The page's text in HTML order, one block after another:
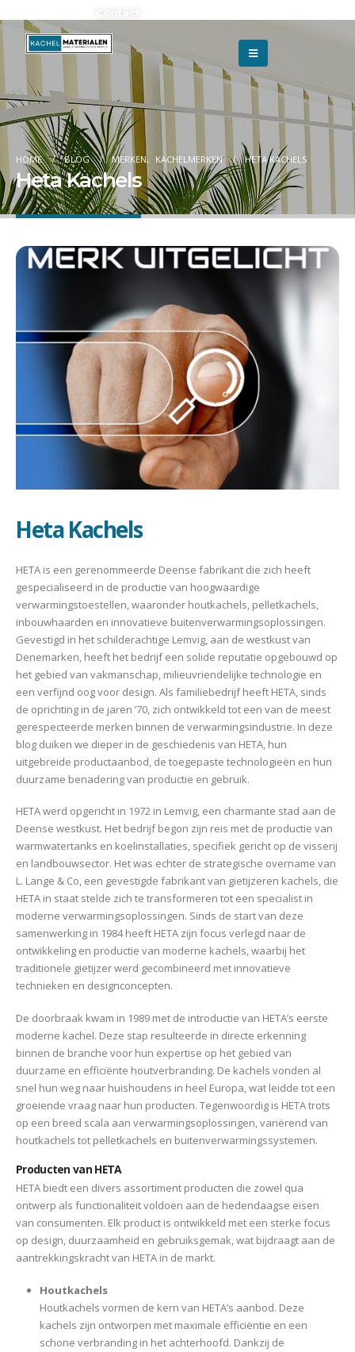
HOME BLOG MERKEN, KACHELMERKEN HETA KACHELS
Heta Kachels
Heta Kachels
HETA is een gerenommeerde Deense fabrikant die zich heeft
gespecialiseerd in de productie van hoogwaardige
verwarmingstoestellen, waaronder houtkachels, pelletkachels,
inbouwhaarden en innovatieve buitenverwarmingsoplossingen.
Gevestigd in het schilderachtige Lemvig, aan de westkust van
Denemarken, heeft het bedrijf een solide reputatie opgebouwd op
het gebied van vakmanschap, milieuvriendelijke technologie en
een verfijnd oog voor design. Als familiebedrijf heeft HETA, sinds
de oprichting in de jaren ’70, zich ontwikkeld tot een van de meest
gerespecteerde merken binnen de verwarmingsindustrie. In deze
blog duiken we dieper in de geschiedenis van HETA, hun
uitgebreide productaanbod, de toegepaste technologieën en hun
duurzame benadering van productie en gebruik.
HETA werd opgericht in 1972 in Lemvig, een charmante stad aan de
Deense westkust. Het bedrijf begon zijn reis met de productie van
warmwatertanks en koelinstallaties, specifiek gericht op de visserij
en landbouwsector. Het was echter de strategische overname van
L. Lange & Co, een gevestigde fabrikant van gietijzeren kachels, die
HETA in staat stelde zich te transformeren tot een specialist in
moderne verwarmingsoplossingen. Sinds de start van deze
samenwerking in 1984 heeft HETA zijn focus verlegd naar de
ontwikkeling en productie van moderne kachels, waarbij het
traditionele gietijzer werd gecombineerd met innovatieve
technieken en designconcepten.
De doorbraak kwam in 1989 met de introductie van HETA’s eerste
moderne kachel. Deze stap resulteerde in directe erkenning
binnen de branche voor hun expertise op het gebied van
duurzame en efficiënte houtverbranding. De kachels vonden al
snel hun weg naar huishoudens in heel Europa, wat leidde tot een
groeiende vraag naar hun producten. Tegenwoordig is HETA trots
op een breed scala aan verwarmingsoplossingen, variërend van
houtkachels tot pelletkachels en buitenverwarmingssystemen.
Producten van HETA
HETA biedt een divers assortiment producten die zowel qua
ontwerp als functionaliteit voldoen aan de hedendaagse eisen
van consumenten. Elk product is ontwikkeld met een sterke focus
op design, duurzaamheid en gebruiksgemak, wat bijdraagt aan de
aantrekkingskracht van HETA in de markt.
Houtkachels
Houtkachels vormen de kern van HETA’s aanbod. Deze
kachels zijn ontworpen met maximale efficiëntie en een
schone verbranding in het achterhoofd. Dankzij de